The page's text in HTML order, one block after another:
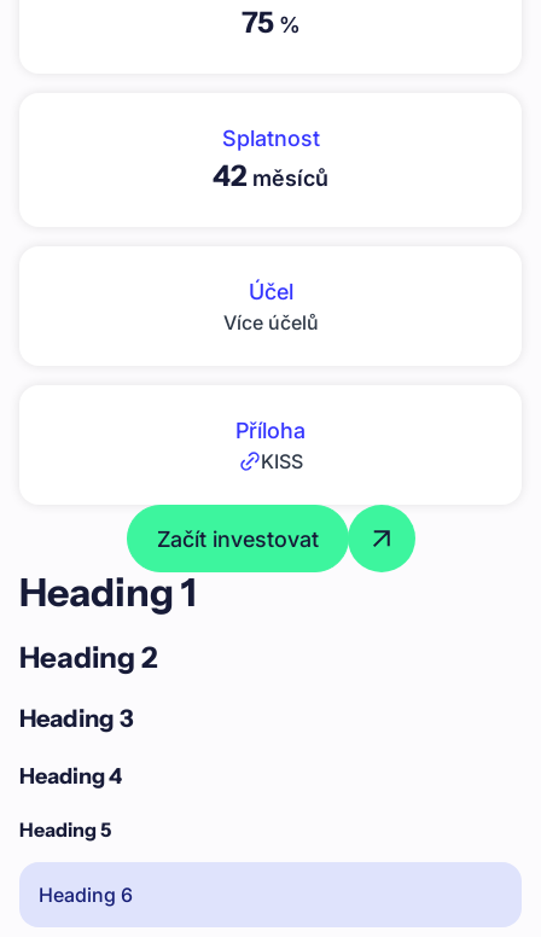
75%
Splatnost
42 měsíců
Účel
Více účelů
Příloha
KISS
Začít investovat
Heading 1
Heading 2
Heading 3
Heading 4
Heading 5
Heading 6